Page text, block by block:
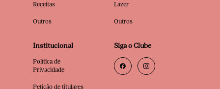
Receitas
Outros
Lazer
Outros
Institucional
Política de
Privacidade
Petição de titulares
Siga o Clube